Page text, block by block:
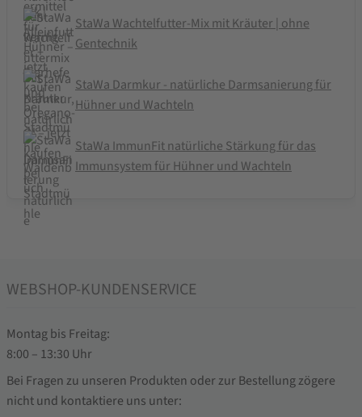
StaWa Wachtelfutter-Mix mit Kräuter | ohne
Gentechnik
StaWa Darmkur - natürliche Darmsanierung für
Hühner und Wachteln
StaWa ImmunFit natürliche Stärkung für das
Immunsystem für Hühner und Wachteln
WEBSHOP-KUNDENSERVICE
Montag bis Freitag:
8:00 – 13:30 Uhr
Bei Fragen zu unseren Produkten oder zur Bestellung zögere
nicht und kontaktiere uns unter: